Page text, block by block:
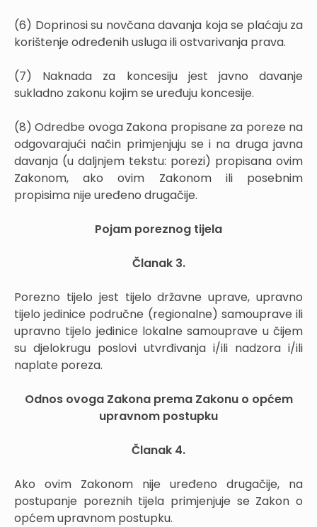
(6) Doprinosi su novčana davanja koja se plaćaju za
korištenje određenih usluga ili ostvarivanja prava.
(7) Naknada za koncesiju jest javno davanje
sukladno zakonu kojim se uređuju koncesije.
(8) Odredbe ovoga Zakona propisane za poreze na
odgovarajući način primjenjuju se i na druga javna
davanja (u daljnjem tekstu: porezi) propisana ovim
Zakonom, ako ovim Zakonom ili posebnim
propisima nije uređeno drugačije.
Pojam poreznog tijela
Članak 3.
Porezno tijelo jest tijelo državne uprave, upravno
tijelo jedinice područne (regionalne) samouprave ili
upravno tijelo jedinice lokalne samouprave u čijem
su djelokrugu poslovi utvrđivanja i/ili nadzora i/ili
naplate poreza.
Odnos ovoga Zakona prema Zakonu o općem
upravnom postupku
Članak 4.
Ako ovim Zakonom nije uređeno drugačije, na
postupanje poreznih tijela primjenjuje se Zakon o
općem upravnom postupku.